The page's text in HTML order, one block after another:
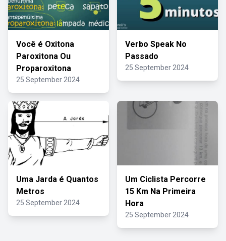
Você é Oxitona
Paroxitona Ou
Proparoxitona
25 September 2024
Verbo Speak No
Passado
25 September 2024
Uma Jarda é Quantos
Metros
25 September 2024
Um Ciclista Percorre
15 Km Na Primeira
Hora
25 September 2024